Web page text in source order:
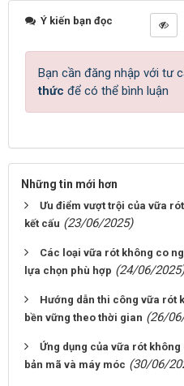
Ý kiến bạn đọc
Bạn cần đăng nhập với tư
thức để có thể bình luận
Những tin mới hơn
Ưu điểm vượt trội của vữa
kết cấu (23/06/2025)
Các loại vữa rót không co
lựa chọn phù hợp (24/06/2025)
Hướng dẫn thi công vữa rót
bền vững theo thời gian (26/
Ứng dụng của vữa rót
bản mã và máy móc (30/06/